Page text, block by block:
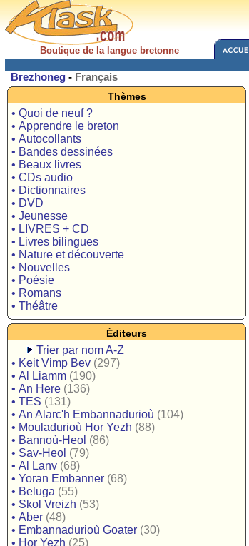
Boutique de la langue bretonne
Brezhoneg - Français
Thèmes
• Quoi de neuf ?
• Apprendre le breton
• Autocollants
• Bandes dessinées
• Beaux livres
• CDs audio
• Dictionnaires
• DVD
• Jeunesse
• LIVRES + CD
• Livres bilingues
• Nature et découverte
• Nouvelles
• Poésie
• Romans
• Théâtre
Éditeurs
Trier par nom A-Z
• Keit Vimp Bev (297)
• Al Liamm (190)
• An Here (136)
• TES (131)
• An Alarc'h Embannadurioù (104)
• Mouladurioù Hor Yezh (88)
• Bannoù-Heol (86)
• Sav-Heol (79)
• Al Lanv (68)
• Yoran Embanner (68)
• Beluga (55)
• Skol Vreizh (53)
• Aber (48)
• Embannadurioù Goater (30)
• Hor Yezh (25)